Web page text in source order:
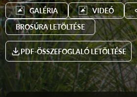
GALÉRIA VIDEÓ
BROSÚRA LETÖLTÉSE
PDF-ÖSSZEFOGLALÓ LETÖLTÉSE